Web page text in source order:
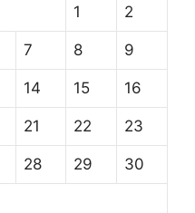
1 2
7 8 9
14 15 16
21 22 23
28 29 30